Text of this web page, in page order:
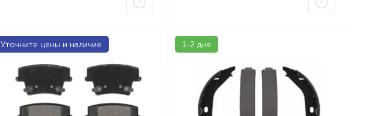
Уточните цены и наличие 1-2 дня